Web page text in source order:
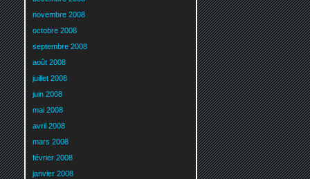
novembre 2008
octobre 2008
septembre 2008
août 2008
juillet 2008
juin 2008
mai 2008
avril 2008
mars 2008
février 2008
janvier 2008